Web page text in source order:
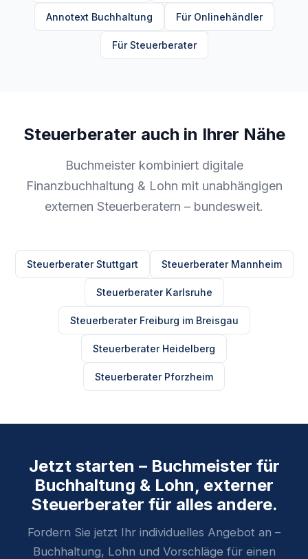
Annotext Buchhaltung Für Onlinehändler
Für Steuerberater
Steuerberater auch in Ihrer Nähe
Buchmeister kombiniert digitale
Finanzbuchhaltung & Lohn mit unabhängigen
externen Steuerberatern – bundesweit.
Steuerberater Stuttgart Steuerberater Mannheim
Steuerberater Karlsruhe
Steuerberater Freiburg im Breisgau
Steuerberater Heidelberg
Steuerberater Pforzheim
Jetzt starten – Buchmeister für
Buchhaltung & Lohn, externer
Steuerberater für alles andere.
Fordern Sie jetzt Ihr individuelles Angebot an –
Buchhaltung, Lohn und Vorschläge für einen